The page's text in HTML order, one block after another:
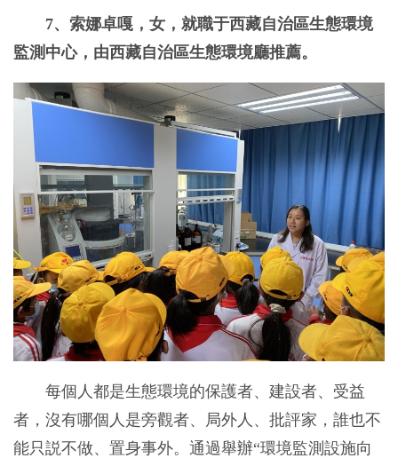
7、索娜卓嘎，女，就職于西藏自治區生態環境
監測中心，由西藏自治區生態環境廳推薦。
每個人都是生態環境的保護者、建設者、受益
者，沒有哪個人是旁觀者、局外人、批評家，誰也不
能只説不做、置身事外。通過舉辦“環境監測設施向